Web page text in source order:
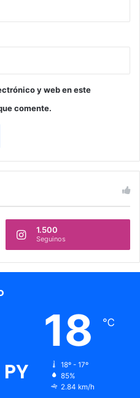
y web en este
comente.
1.500
Seguinos
18 ℃
18º - 17º
85%
2.84 km/h